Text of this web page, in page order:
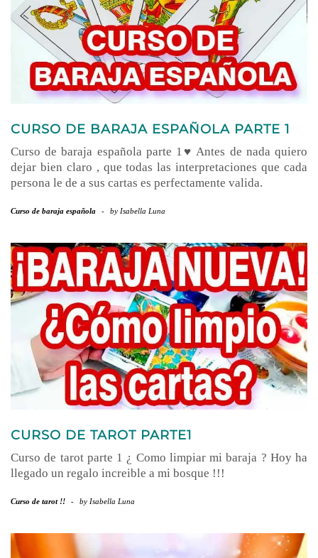
CURSO DE BARAJA ESPAÑOLA PARTE 1
Curso de baraja española parte 1♥ Antes de nada quiero
dejar bien claro , que todas las interpretaciones que cada
persona le de a sus cartas es perfectamente valida.
Curso de baraja española - by Isabella Luna
CURSO DE TAROT PARTE1
Curso de tarot parte 1 ¿ Como limpiar mi baraja ? Hoy ha
llegado un regalo increible a mi bosque !!!
Curso de tarot !! - by Isabella Luna